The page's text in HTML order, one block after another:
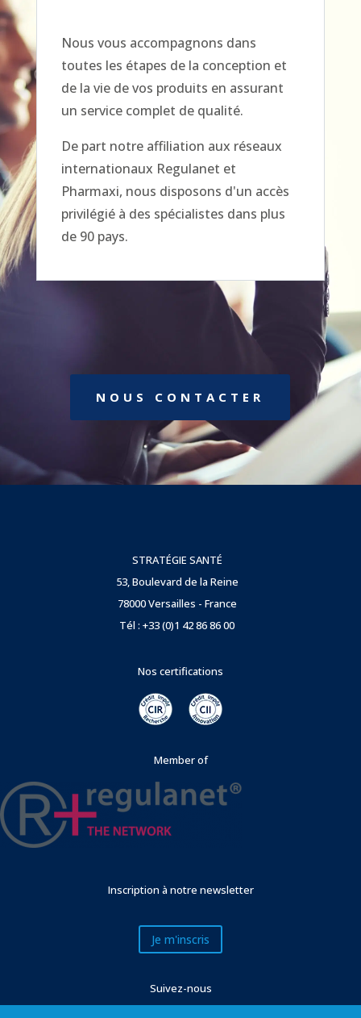
Nous vous accompagnons dans
toutes les étapes de la conception et
de la vie de vos produits en assurant
un service complet de qualité.
De part notre affiliation aux réseaux
internationaux Regulanet et
Pharmaxi, nous disposons d'un accès
privilégié à des spécialistes dans plus
de 90 pays.
NOUS CONTACTER
STRATÉGIE SANTÉ
53, Boulevard de la Reine
78000 Versailles - France
Tél : +33 (0)1 42 86 86 00
Nos certifications
Member of
Inscription à notre newsletter
Je m'inscris
Suivez-nous